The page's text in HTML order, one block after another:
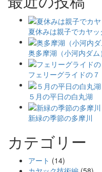
夏休みは親子でカヤ
奥多摩湖（小河内ダム
フェリーグライドの
５月の平日の白丸湖
新緑の季節の多摩川
カテゴリー
アート (14)